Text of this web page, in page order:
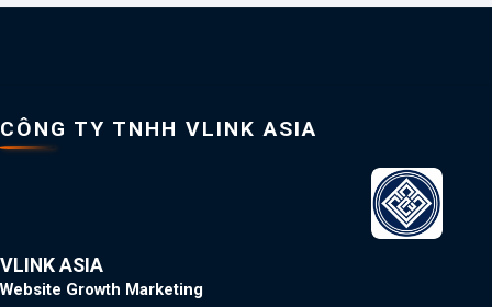
CÔNG TY TNHH VLINK ASIA
VLINK ASIA
Website Growth Marketing